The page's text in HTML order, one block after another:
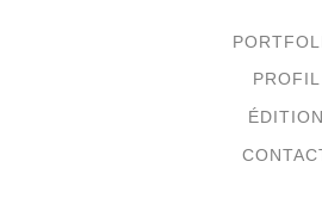
PROFIL
ÉDITION